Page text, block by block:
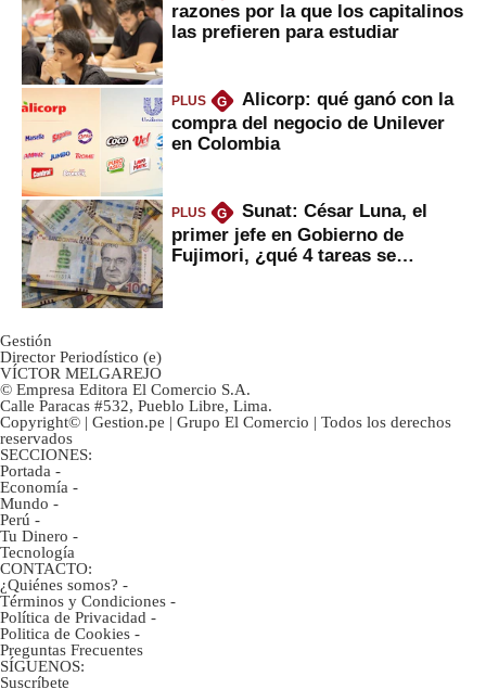
razones por la que los capitalinos
las prefieren para estudiar
PLUS G
Alicorp: qué ganó con la
compra del negocio de Unilever
en Colombia
PLUS G
Sunat: César Luna, el
primer jefe en Gobierno de
Fujimori, ¿qué 4 tareas se
Gestión
Director Periodístico (e)
VÍCTOR MELGAREJO
© Empresa Editora El Comercio S.A.
Calle Paracas #532, Pueblo Libre, Lima.
Copyright© | Gestion.pe | Grupo El Comercio | Todos los derechos
reservados
SECCIONES:
Portada -
Economía -
Mundo -
Perú -
Tu Dinero -
Tecnología
CONTACTO:
¿Quiénes somos? -
Términos y Condiciones -
Política de Privacidad -
Politica de Cookies -
Preguntas Frecuentes
SÍGUENOS:
Suscríbete